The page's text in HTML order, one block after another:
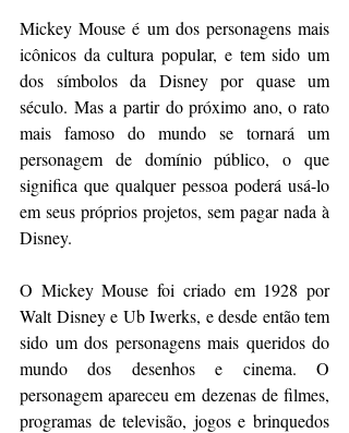
Mickey Mouse é um dos personagens mais
icônicos da cultura popular, e tem sido um
dos símbolos da Disney por quase um
século. Mas a partir do próximo ano, o rato
mais famoso do mundo se tornará um
personagem de domínio público, o que
significa que qualquer pessoa poderá usá-lo
em seus próprios projetos, sem pagar nada à
Disney.
O Mickey Mouse foi criado em 1928 por
Walt Disney e Ub Iwerks, e desde então tem
sido um dos personagens mais queridos do
mundo dos desenhos e cinema. O
personagem apareceu em dezenas de filmes,
programas de televisão, jogos e brinquedos